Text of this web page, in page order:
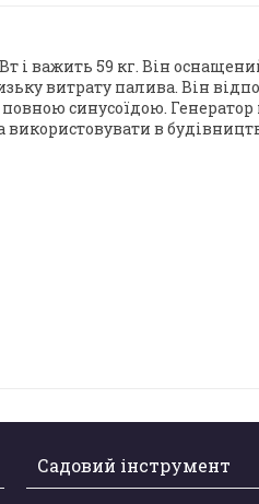
і важить 59 кг. Він
витрату палива. Він
синусоїдою.
в
Садовий інструмент